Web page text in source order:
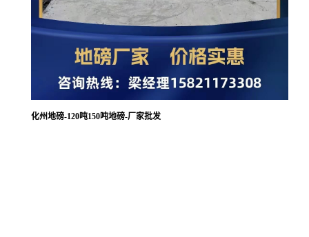
化州地磅-120吨150吨地磅-厂家批发